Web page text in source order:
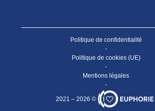
Politique de confidentialité
-
Politique de cookies (UE)
-
Mentions légales
-
2021 – 2026 ©